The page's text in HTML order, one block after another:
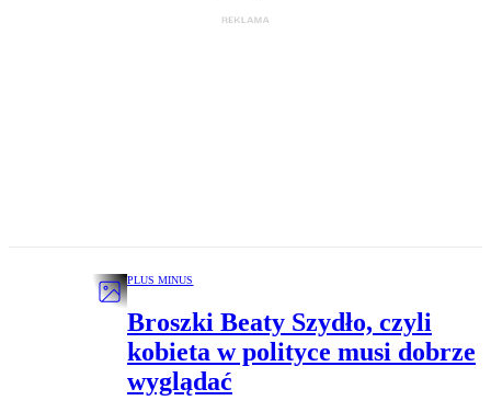
PLUS MINUS
Broszki Beaty Szydło, czyli
kobieta w polityce musi dobrze
wyglądać